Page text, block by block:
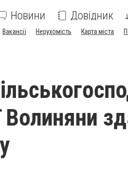
Новини Довідник
Вакансії Нерухомість Карта міста
Волиняни